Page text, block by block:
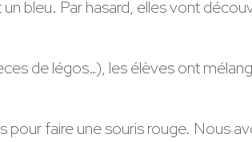
bleu. Par hasard, elles vont
de légos…), les élèves ont
faire une souris rouge. Nous